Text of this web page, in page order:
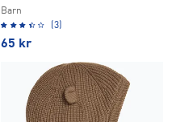
Barn
(3)
65 kr